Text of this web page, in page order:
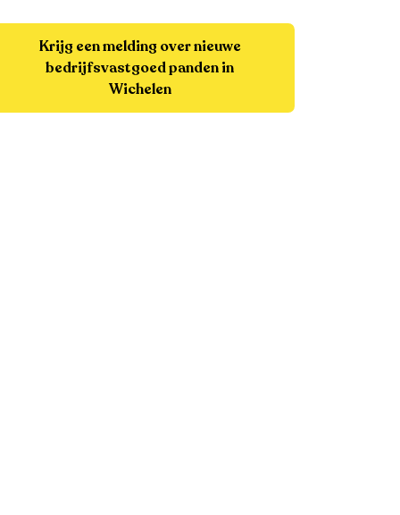
Krijg een melding over nieuwe
bedrijfsvastgoed panden in
Wichelen